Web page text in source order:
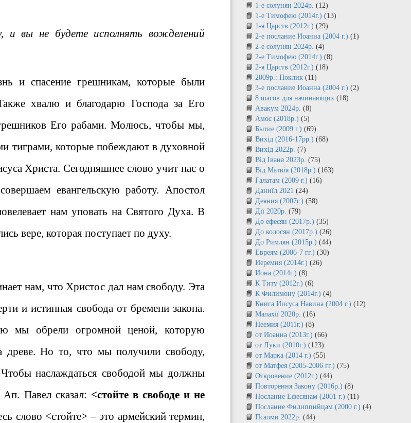
и вы не будете исполнять вожделений
и спасение грешникам, которые были
хвалю и благодарю Господа за Его
Его рабами. Молюсь, чтобы мы,
тиграми, которые побеждают в духовной
Христа. Сегодняшнее слово учит нас о
евангельскую работу. Апостол
нам уповать на Святого Духа. В
вере, которая поступает по духу.
нам, что Христос дал нам свободу. Эта
и истинная свобода от бремени закона.
мы обрели огромной ценой, которую
древе. Но то, что мы получили свободу,
Чтобы наслаждаться свободой мы должны
Ап. Павел сказал: <стойте в свободе и не
слово <стойте> – это армейский термин,
1-е солунян 2024р. (12)
1-е Тимофею (2014г.) (13)
1-я Царств (2012г.) (29)
2-е послание Иоанна (2004 г.) (1)
2-е солунян 2024р. (4)
2-е Тимофею (2014г.) (8)
2-я Царств (2012г.) (18)
2009р.: Поклик (11)
3-е послание Иоанна (2004 г.) (2)
8 шагов для начинающих (18)
Авакум 2024р. (8)
Амос (2018р.) (5)
Бытие (2009 г.) (69)
Вихід (2016-17рр.) (68)
Вихід 2022р. (7)
Від Івана 2023р. (75)
Від Матвія (2018р.) (163)
Галатам (2009 г.) (16)
Даниїл 2021 (24)
Деяния (2007г.) (58)
Дії 2020р. (79)
До ефесян (2017р.) (35)
До колосян (2017р.) (26)
До Римлян (2015р.) (44)
Евреям (2006-7 гг.) (30)
Иеремия (2014г.) (26)
Иона (2014г.) (8)
К Титу (2012г.) (6)
К Филимону (2014г.) (4)
Книга Иисуса Навина (2004 г.) (12)
Малахії 2020р. (16)
Неемия (2011г.) (8)
от Иоанна (2013г.) (66)
от Луки (2010г.) (123)
от Марка (2014 г.) (55)
от Матфея (2005-2006 гг.) (75)
Откровение (2012г.) (44)
Повторення Закону (2016р.) (8)
Послание Ефесянам (2001 г.) (11)
Послание Филиппийцам (2000 г.) (4)
Псалми 2022р. (44)